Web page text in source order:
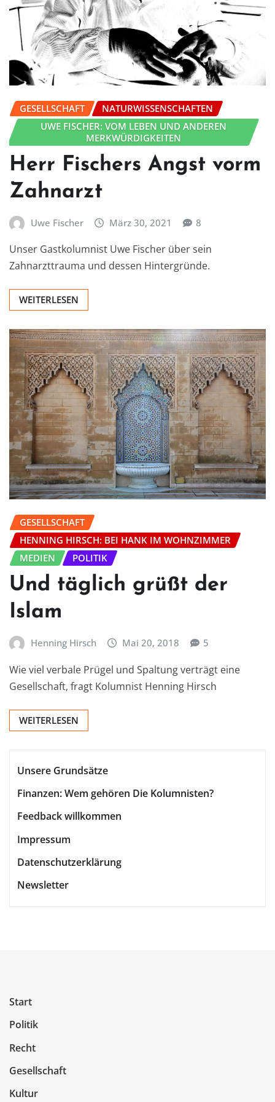
GESELLSCHAFT
NATURWISSENSCHAFTEN
UWE FISCHER: VOM LEBEN UND ANDEREN
MERKWÜRDIGKEITEN
Herr Fischers Angst vorm
Zahnarzt
Uwe Fischer März 30, 2021 8
Unser Gastkolumnist Uwe Fischer über sein
Zahnarzttrauma und dessen Hintergründe.
WEITERLESEN
GESELLSCHAFT
HENNING HIRSCH: BEI HANK IM WOHNZIMMER
MEDIEN
POLITIK
Und täglich grüßt der
Islam
Henning Hirsch Mai 20, 2018 5
Wie viel verbale Prügel und Spaltung verträgt eine
Gesellschaft, fragt Kolumnist Henning Hirsch
WEITERLESEN
Unsere Grundsätze
Finanzen: Wem gehören Die Kolumnisten?
Feedback willkommen
Impressum
Datenschutzerklärung
Newsletter
Start
Politik
Recht
Gesellschaft
Kultur